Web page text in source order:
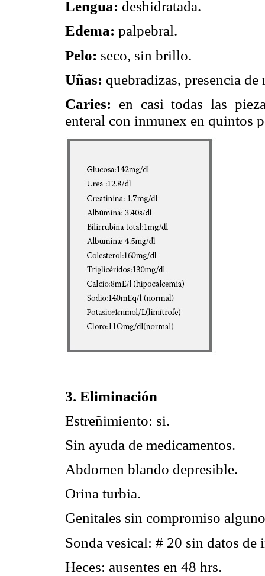
Lengua: deshidratada.
Edema: palpebral.
Pelo: seco, sin brillo.
Uñas: quebradizas, presencia de
Caries: en casi todas las
enteral con inmunex en quintos
3. Eliminación
Estreñimiento: si.
Sin ayuda de medicamentos.
Abdomen blando depresible.
Orina turbia.
Genitales sin compromiso
Sonda vesical: # 20 sin datos
Heces: ausentes en 48 hrs.